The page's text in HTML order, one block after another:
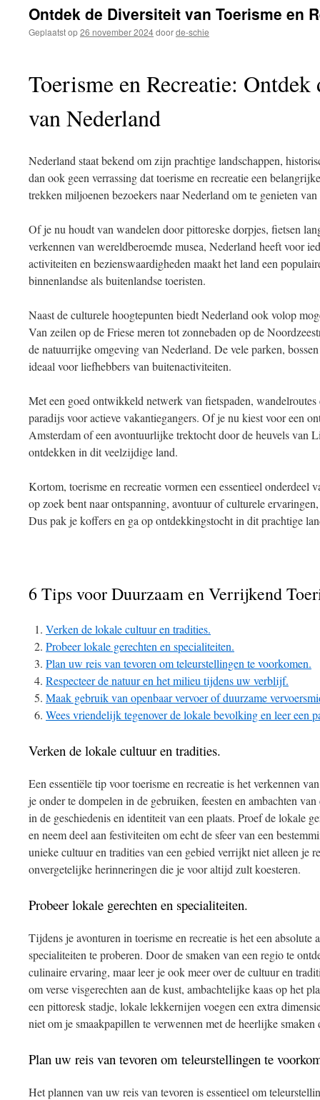
Ontdek de Diversiteit van Toerisme en
Geplaatst op26 november 2024doorde-schie
Toerisme en Recreatie: Ontdek
van Nederland
Nederland staat bekend om zijn prachtige landschappen,
dan ook geen verrassing dat toerisme en recreatie een
trekken miljoenen bezoekers naar Nederland om te genieten
Of je nu houdt van wandelen door pittoreske dorpjes, fietsen
verkennen van wereldberoemde musea, Nederland heeft voor
activiteiten en bezienswaardigheden maakt het land een
binnenlandse als buitenlandse toeristen.
Naast de culturele hoogtepunten biedt Nederland ook volop
Van zeilen op de Friese meren tot zonnebaden op de
de natuurrijke omgeving van Nederland. De vele parken,
ideaal voor liefhebbers van buitenactiviteiten.
Met een goed ontwikkeld netwerk van fietspaden,
paradijs voor actieve vakantiegangers. Of je nu kiest voor een
Amsterdam of een avontuurlijke trektocht door de heuvels van
ontdekken in dit veelzijdige land.
Kortom, toerisme en recreatie vormen een essentieel onderdeel
op zoek bent naar ontspanning, avontuur of culturele
Dus pak je koffers en ga op ontdekkingstocht in dit prachtige
6 Tips voor Duurzaam en Verrijkend
Verken de lokale cultuur en tradities.
Probeer lokale gerechten en specialiteiten.
Plan uw reis van tevoren om teleurstellingen te voorkomen.
Respecteer de natuur en het milieu tijdens uw verblijf.
Maak gebruik van openbaar vervoer of duurzame
Wees vriendelijk tegenover de lokale bevolking en leer een
Verken de lokale cultuur en tradities.
Een essentiële tip voor toerisme en recreatie is het verkennen
je onder te dompelen in de gebruiken, feesten en ambachten
in de geschiedenis en identiteit van een plaats. Proef de lokale
en neem deel aan festiviteiten om echt de sfeer van een
unieke cultuur en tradities van een gebied verrijkt niet alleen je
onvergetelijke herinneringen die je voor altijd zult koesteren.
Probeer lokale gerechten en specialiteiten.
Tijdens je avonturen in toerisme en recreatie is het een absolute
specialiteiten te proberen. Door de smaken van een regio te
culinaire ervaring, maar leer je ook meer over de cultuur en
om verse visgerechten aan de kust, ambachtelijke kaas op het
een pittoresk stadje, lokale lekkernijen voegen een extra
niet om je smaakpapillen te verwennen met de heerlijke
Plan uw reis van tevoren om teleurstellingen te
Het plannen van uw reis van tevoren is essentieel om